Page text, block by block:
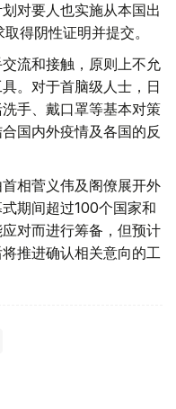
对要人也实施从本国出
得阴性证明并提交。
流和接触，原则上不允
。对于首脑级人士，日
手、戴口罩等基本对策
国内外疫情及各国的反
相菅义伟及阁僚展开外
期间超过100个国家和
对而进行筹备，但预计
推进确认相关意向的工